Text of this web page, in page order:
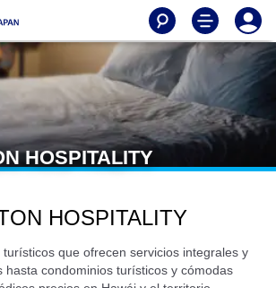
HOSPITALITY
HOSPITALITY
turísticos que ofrecen servicios integrales y
hasta condominios turísticos y cómodas